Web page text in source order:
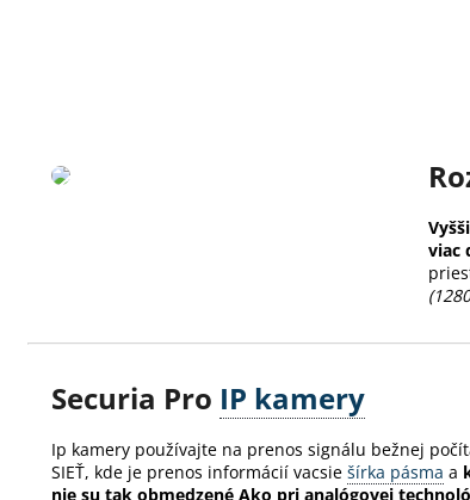
viac
Securia Pro IP kamery
Ip kamery používajte na prenos signálu bežnej
SIEŤ, kde je prenos informácií vacsie šírka pásma a
nie su tak obmedzené Ako pri analógovej